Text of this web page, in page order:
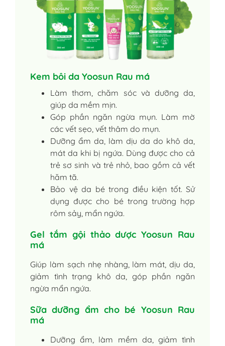
Kem bôi da Yoosun Rau má
Làm thơm, chăm sóc và dưỡng da,
giúp da mềm mịn.
Góp phần ngăn ngừa mụn. Làm mờ
các vết sẹo, vết thâm do mụn.
Dưỡng ẩm da, làm dịu da do khô da,
mát da khi bị ngứa. Dùng được cho cả
trẻ sơ sinh và trẻ nhỏ, bao gồm cả vết
hăm tã.
Bảo vệ da bé trong điều kiện tốt. Sử
dụng được cho bé trong trường hợp
rôm sảy, mẩn ngứa.
Gel tắm gội thảo dược Yoosun Rau
má
Giúp làm sạch nhẹ nhàng, làm mát, dịu da,
giảm tình trạng khô da, góp phần ngăn
ngừa mẩn ngứa.
Sữa dưỡng ẩm cho bé Yoosun Rau
má
Dưỡng ẩm, làm mềm da, giảm tình